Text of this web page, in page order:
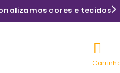
cores e tecidos